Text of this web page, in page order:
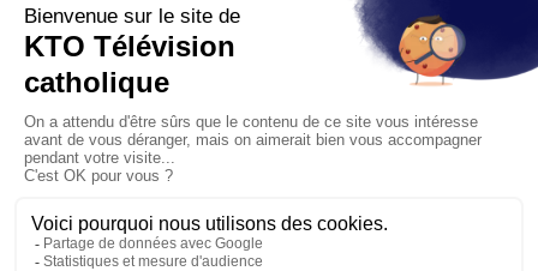
La visite pastorale du pape Léon
XIV à Assise à suivre sur KTO le
jeudi 6 août
Le pape en Uruguay, Argentine et
Pérou du 6 au 17 novembre 2026